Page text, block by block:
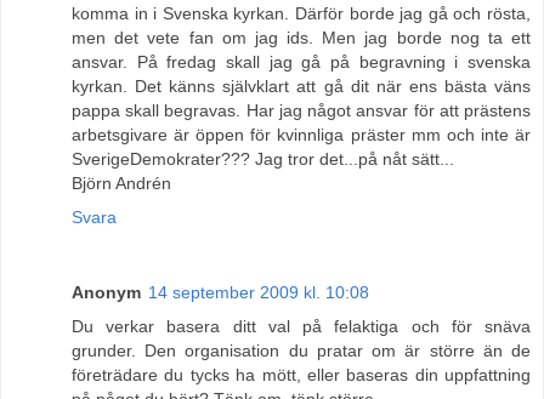
komma in i Svenska kyrkan. Därför borde jag gå och rösta,
men det vete fan om jag ids. Men jag borde nog ta ett
ansvar. På fredag skall jag gå på begravning i svenska
kyrkan. Det känns självklart att gå dit när ens bästa väns
pappa skall begravas. Har jag något ansvar för att prästens
arbetsgivare är öppen för kvinnliga präster mm och inte är
SverigeDemokrater??? Jag tror det...på nåt sätt...
Björn Andrén
Svara
Anonym 14 september 2009 kl. 10:08
Du verkar basera ditt val på felaktiga och för snäva
grunder. Den organisation du pratar om är större än de
företrädare du tycks ha mött, eller baseras din uppfattning